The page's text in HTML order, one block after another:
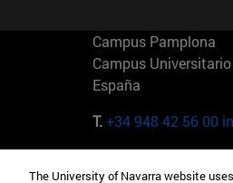
Campus Pamplona
Campus
España
T.+34 948 42 56 00
Camino del Cerro
The University of Navarra website